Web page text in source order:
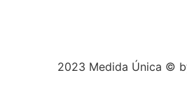
2023 Medida Única ©